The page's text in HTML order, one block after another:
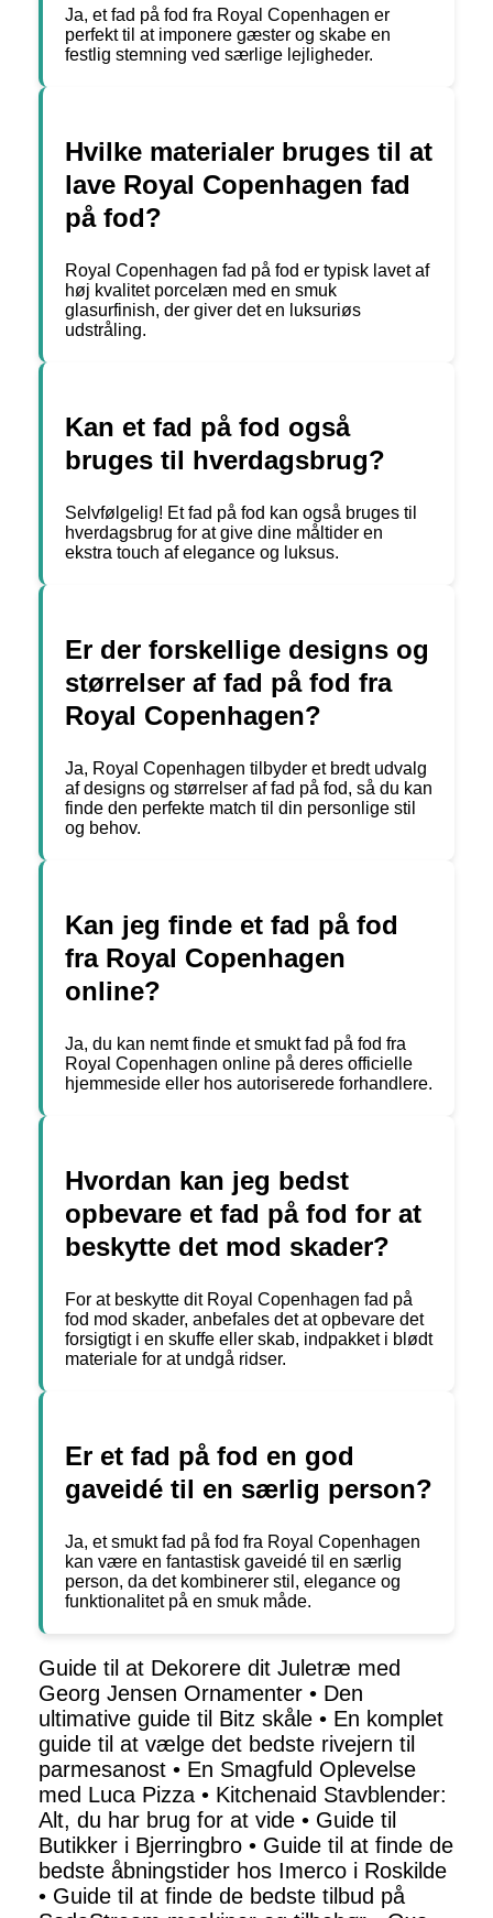
Ja, et fad på fod fra Royal Copenhagen er
perfekt til at imponere gæster og skabe en
festlig stemning ved særlige lejligheder.
Hvilke materialer bruges til at
lave Royal Copenhagen fad
på fod?
Royal Copenhagen fad på fod er typisk lavet af
høj kvalitet porcelæn med en smuk
glasurfinish, der giver det en luksuriøs
udstråling.
Kan et fad på fod også
bruges til hverdagsbrug?
Selvfølgelig! Et fad på fod kan også bruges til
hverdagsbrug for at give dine måltider en
ekstra touch af elegance og luksus.
Er der forskellige designs og
størrelser af fad på fod fra
Royal Copenhagen?
Ja, Royal Copenhagen tilbyder et bredt udvalg
af designs og størrelser af fad på fod, så du kan
finde den perfekte match til din personlige stil
og behov.
Kan jeg finde et fad på fod
fra Royal Copenhagen
online?
Ja, du kan nemt finde et smukt fad på fod fra
Royal Copenhagen online på deres officielle
hjemmeside eller hos autoriserede forhandlere.
Hvordan kan jeg bedst
opbevare et fad på fod for at
beskytte det mod skader?
For at beskytte dit Royal Copenhagen fad på
fod mod skader, anbefales det at opbevare det
forsigtigt i en skuffe eller skab, indpakket i blødt
materiale for at undgå ridser.
Er et fad på fod en god
gaveidé til en særlig person?
Ja, et smukt fad på fod fra Royal Copenhagen
kan være en fantastisk gaveidé til en særlig
person, da det kombinerer stil, elegance og
funktionalitet på en smuk måde.
Guide til at Dekorere dit Juletræ med
Georg Jensen Ornamenter • Den
ultimative guide til Bitz skåle • En komplet
guide til at vælge det bedste rivejern til
parmesanost • En Smagfuld Oplevelse
med Luca Pizza • Kitchenaid Stavblender:
Alt, du har brug for at vide • Guide til
Butikker i Bjerringbro • Guide til at finde de
bedste åbningstider hos Imerco i Roskilde
• Guide til at finde de bedste tilbud på